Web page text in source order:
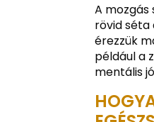
A
rövid
érezzük
például a
mentális